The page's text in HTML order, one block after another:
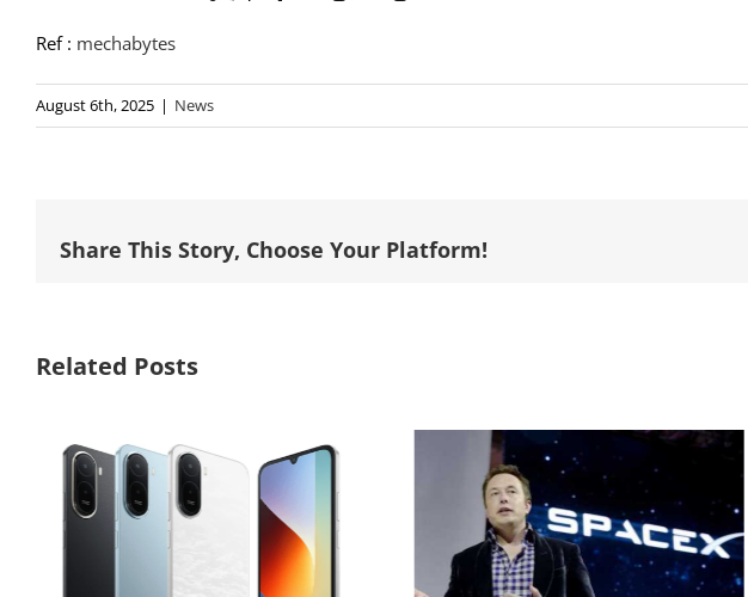
Ref : mechabytes
August 6th, 2025 | News
Share This Story, Choose Your Platform!
Related Posts